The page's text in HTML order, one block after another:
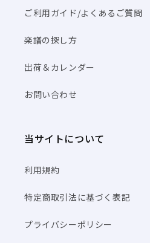
ご利用ガイド/よくあるご質問
楽譜の探し方
出荷＆カレンダー
お問い合わせ
当サイトについて
利用規約
特定商取引法に基づく表記
プライバシーポリシー